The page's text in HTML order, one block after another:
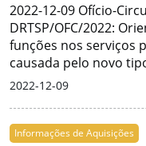
2022-12-09 Ofício-
DRTSP/OFC/2022:
funções nos serviços
causada pelo novo
2022-12-09
Informações de Aquisições